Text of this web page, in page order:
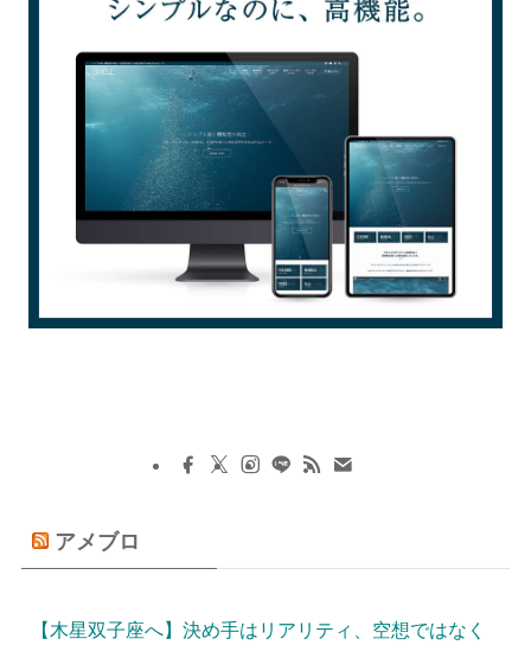
アメブロ
【木星双子座へ】決め手はリアリティ、空想ではなく